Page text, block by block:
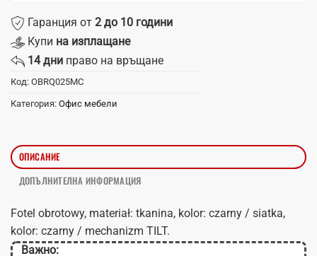
Гаранция от 2 до 10 години
Купи на изплащане
14 дни право на връщане
Код: OBRQ025MC
Категория: Офис мебели
ОПИСАНИЕ
ДОПЪЛНИТЕЛНА ИНФОРМАЦИЯ
Fotel obrotowy, materiał: tkanina, kolor: czarny / siatka,
kolor: czarny / mechanizm TILT.
Важно: